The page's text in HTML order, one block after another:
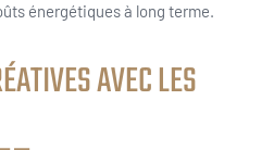
énergétiques à long terme.
AVEC LES